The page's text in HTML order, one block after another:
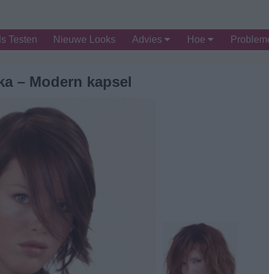
Testen Nieuwe Looks Advies Hoe
– Modern kapsel